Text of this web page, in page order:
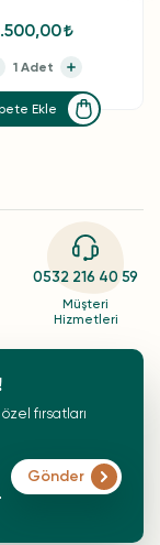
Ekle
0532 216 40 59
Müşteri
Hizmetleri
fırsatları
Gönder